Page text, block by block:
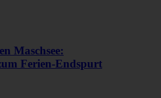
Maschsee:
Ferien-Endspurt